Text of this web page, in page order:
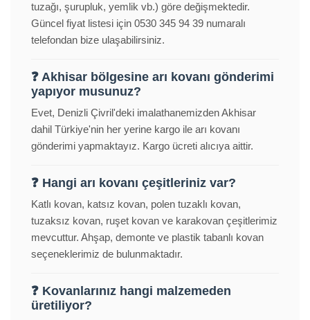
tuzağı, şurupluk, yemlik vb.) göre değişmektedir.
Güncel fiyat listesi için 0530 345 94 39 numaralı
telefondan bize ulaşabilirsiniz.
❓ Akhisar bölgesine arı kovanı gönderimi
yapıyor musunuz?
Evet, Denizli Çivril'deki imalathanemizden Akhisar
dahil Türkiye'nin her yerine kargo ile arı kovanı
gönderimi yapmaktayız. Kargo ücreti alıcıya aittir.
❓ Hangi arı kovanı çeşitleriniz var?
Katlı kovan, katsız kovan, polen tuzaklı kovan,
tuzaksız kovan, ruşet kovan ve karakovan çeşitlerimiz
mevcuttur. Ahşap, demonte ve plastik tabanlı kovan
seçeneklerimiz de bulunmaktadır.
❓ Kovanlarınız hangi malzemeden
üretiliyor?